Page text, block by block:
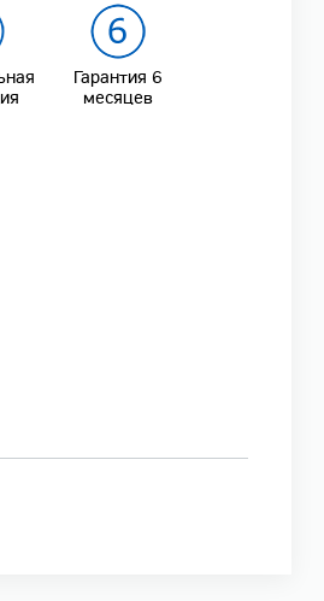
Гарантия 6
месяцев